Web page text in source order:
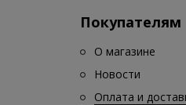
Покупателям
О магазине
Новости
Оплата и